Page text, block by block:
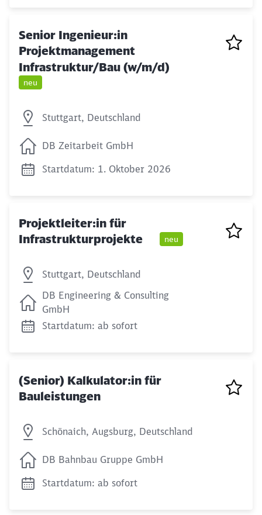
Senior Ingenieur:in
Projektmanagement
Infrastruktur/Bau (w/m/d)
neu
Stuttgart, Deutschland
DB Zeitarbeit GmbH
Startdatum: 1. Oktober 2026
Projektleiter:in für
Infrastrukturprojekte
neu
Stuttgart, Deutschland
DB Engineering & Consulting
GmbH
Startdatum: ab sofort
(Senior) Kalkulator:in für
Bauleistungen
Schönaich, Augsburg, Deutschland
DB Bahnbau Gruppe GmbH
Startdatum: ab sofort